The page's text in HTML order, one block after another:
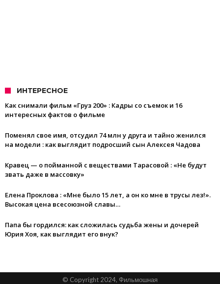
ИНТЕРЕСНОЕ
Как снимали фильм «Груз 200» : Кадры со съемок и 16
интересных фактов о фильме
Поменял свое имя, отсудил 74 млн у друга и тайно женился
на модели : как выглядит подросший сын Алексея Чадова
Кравец — о пойманной с веществами Тарасовой : «Не будут
звать даже в массовку»
Елена Проклова : «Мне было 15 лет, а он ко мне в трусы лез!».
Высокая цена всесоюзной славы…
Папа бы гордился: как сложилась судьба жены и дочерей
Юрия Хоя, как выглядит его внук?
© Copyright 2024, Фильмошная